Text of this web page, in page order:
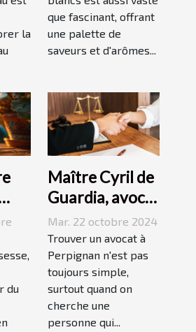
la
que fascinant, offrant
une palette de
saveurs et d'arômes...
du
Maître Cyril de
Guardia, avocat
renommé à
Perpignan
Mar. 22 octobre 2024
Trouver un avocat à
Perpignan n'est pas
toujours simple,
surtout quand on
cherche une
personne qui...